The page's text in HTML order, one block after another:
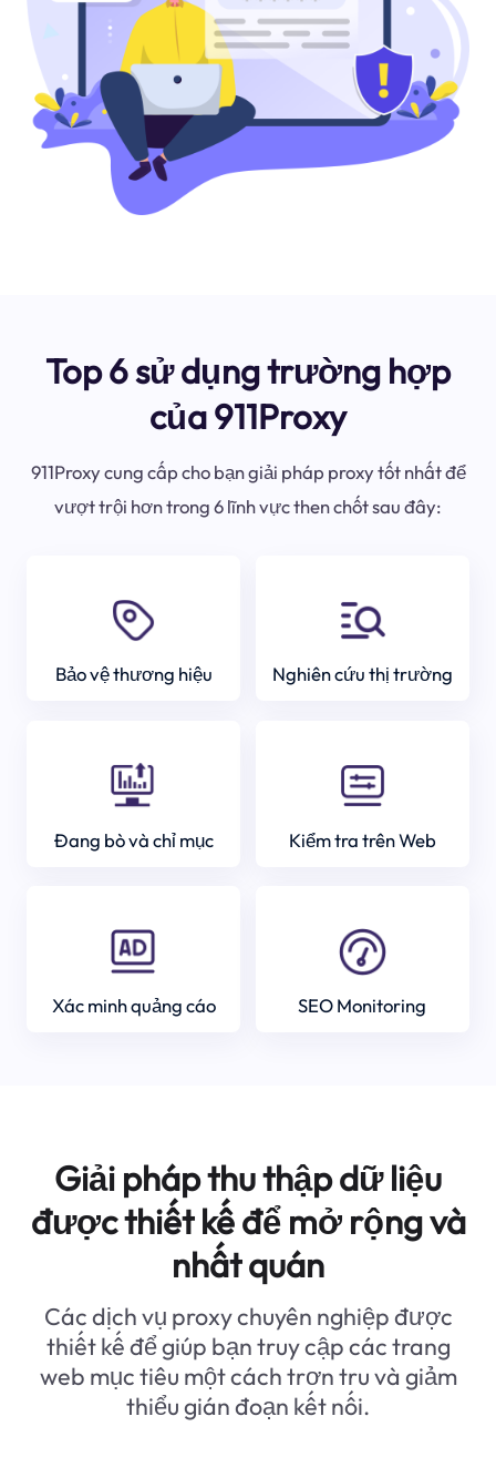
Top 6 sử dụng trường hợp
của 911Proxy
911Proxy cung cấp cho bạn giải pháp proxy tốt nhất để
vượt trội hơn trong 6 lĩnh vực then chốt sau đây:
Bảo vệ thương hiệu Nghiên cứu thị trường
Đang bò và chỉ mục Kiểm tra trên Web
Xác minh quảng cáo SEO Monitoring
Giải pháp thu thập dữ liệu
được thiết kế để mở rộng và
nhất quán
Các dịch vụ proxy chuyên nghiệp được
thiết kế để giúp bạn truy cập các trang
web mục tiêu một cách trơn tru và giảm
thiểu gián đoạn kết nối.